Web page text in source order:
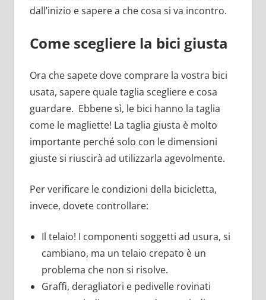
dall’inizio e sapere a che cosa si va incontro.
Come scegliere la bici giusta
Ora che sapete dove comprare la vostra bici
usata, sapere quale taglia scegliere e cosa
guardare. Ebbene sì, le bici hanno la taglia
come le magliette! La taglia giusta è molto
importante perché solo con le dimensioni
giuste si riuscirà ad utilizzarla agevolmente.
Per verificare le condizioni della bicicletta,
invece, dovete controllare:
Il telaio! I componenti soggetti ad usura, si
cambiano, ma un telaio crepato è un
problema che non si risolve.
Graffi, deragliatori e pedivelle rovinati